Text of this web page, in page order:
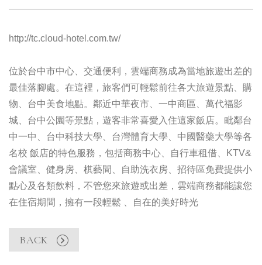
http://tc.cloud-hotel.com.tw/
位於台中市中心、交通便利，雲端商務成為當地旅遊出差的
最佳落腳處。在這裡，旅客們可輕鬆前往各大旅遊景點、購
物、台中美食地點。鄰近中華夜市、一中商區、萬代福影
城、台中公園等景點，遊客非常喜愛入住這家飯店。毗鄰台
中一中、台中科技大學、台灣體育大學、中國醫藥大學等各
名校 飯店的特色服務，包括商務中心、自行車租借、KTV&
會議室、健身房、棋藝間、自助洗衣房、招待區免費提供小
點心及各類飲料，不管您來旅遊或出差，雲端商務都能讓您
在住宿期間，擁有一段輕鬆 、自在的美好時光
BACK